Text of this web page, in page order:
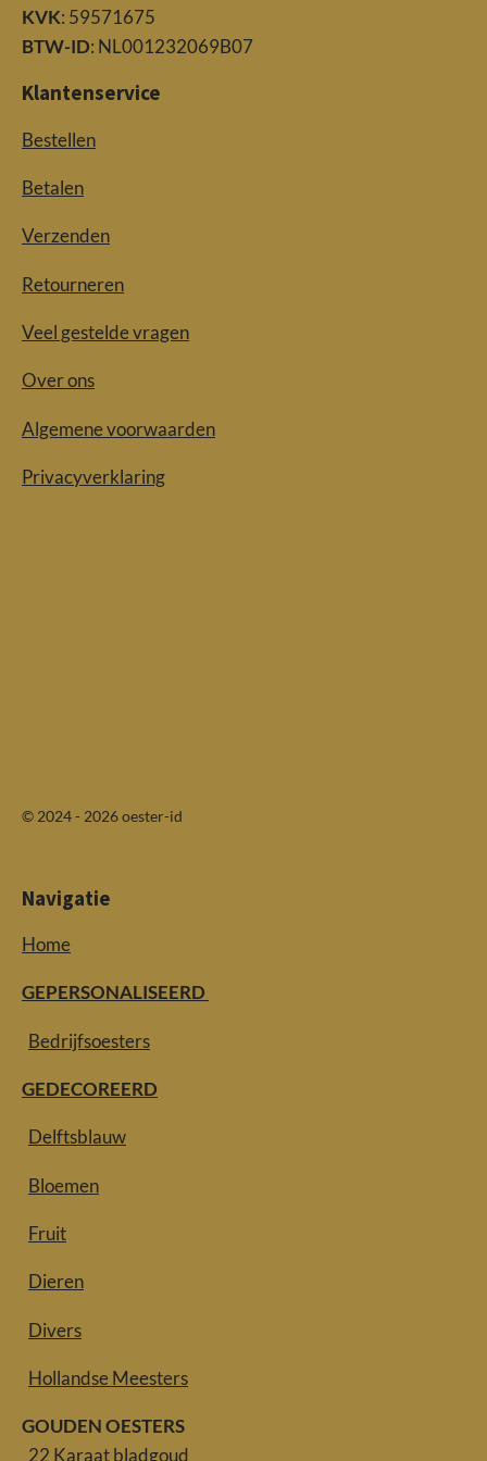
KVK: 59571675
BTW-ID: NL001232069B07
Klantenservice
Bestellen
Betalen
Verzenden
Retourneren
Veel gestelde vragen
Over ons
Algemene voorwaarden
Privacyverklaring
© 2024 - 2026 oester-id
Navigatie
Home
GEPERSONALISEERD
Bedrijfsoesters
GEDECOREERD
Delftsblauw
Bloemen
Fruit
Dieren
Divers
Hollandse Meesters
GOUDEN OESTERS
22 Karaat bladgoud